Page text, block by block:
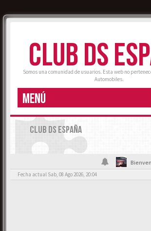
CLUB DS
Somos una comunidad de usuarios. Esta web no
Automobiles.
MENÚ
CLUB DS ESPAÑA
Fecha actual Sab, 08 Ago 2026, 20:04